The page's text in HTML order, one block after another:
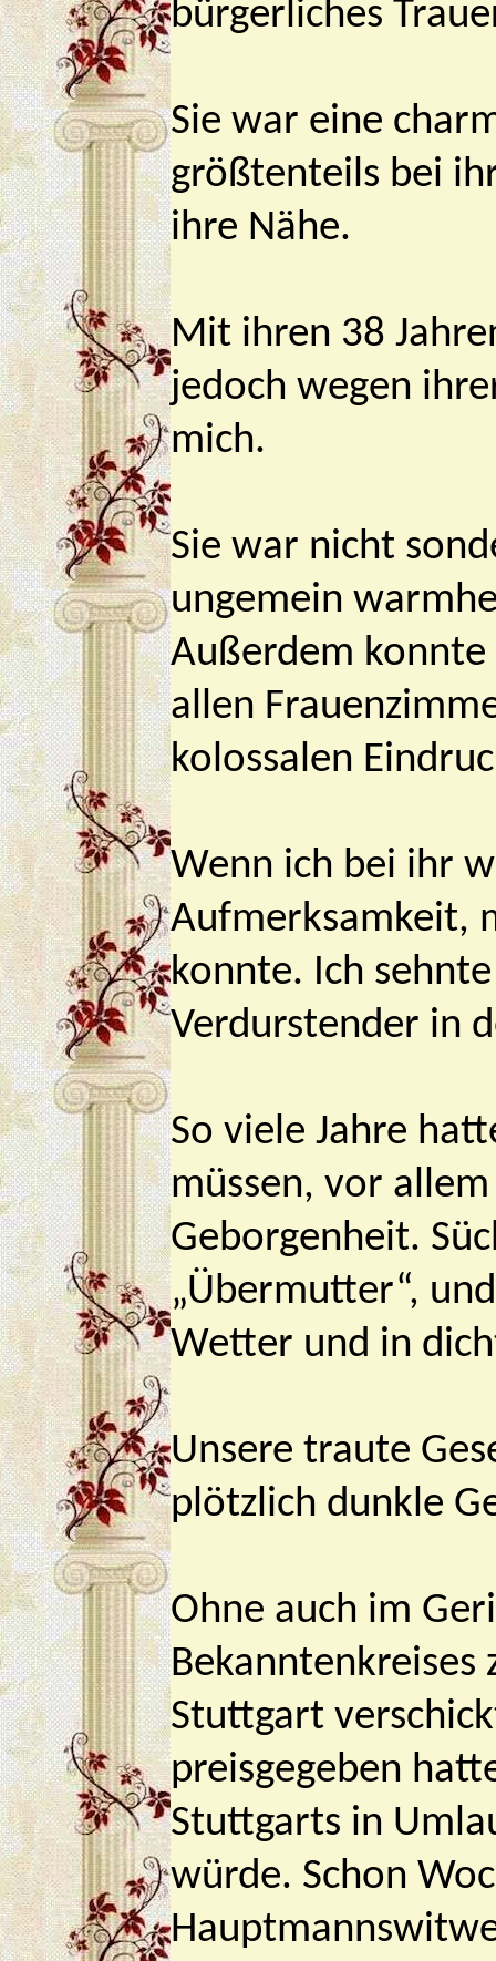
bürgerliches
Sie war eine
größtenteils bei
ihre Nähe.
Mit ihren 38
jedoch wegen
mich.
Sie war nicht
ungemein
Außerdem konnte
allen
kolossalen
Wenn ich bei ihr
Aufmerksamkeit,
konnte. Ich
Verdurstender in
So viele Jahre
müssen, vor
Geborgenheit.
„Übermutter“,
Wetter und in
Unsere traute
plötzlich dunkle
Ohne auch im
Bekanntenkreises
Stuttgart
preisgegeben
Stuttgarts in
würde. Schon